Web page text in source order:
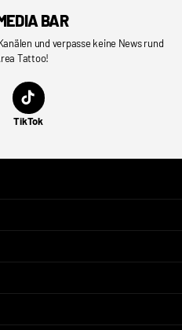
BAR
und verpasse keine News rund
Tattoo!
TikTok